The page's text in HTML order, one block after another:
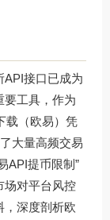
API接口已成为
要工具，作为
载 （欧易）凭
大量高频交易
API提币限制”
场对平台风控
，深度剖析欧